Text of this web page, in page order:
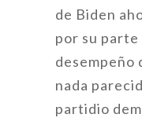
de Biden
por su parte
desempeño
nada
partidio